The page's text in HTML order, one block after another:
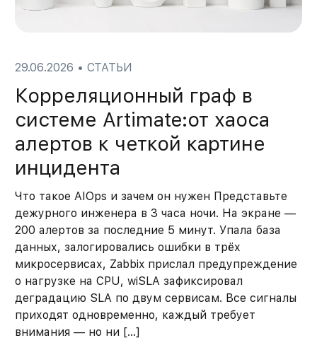
29.06.2026 • СТАТЬИ
Корреляционный граф в
системе Artimate:от хаоса
алертов к четкой картине
инцидента
Что такое AIOps и зачем он нужен Представьте
дежурного инженера в 3 часа ночи. На экране —
200 алертов за последние 5 минут. Упала база
данных, залогировались ошибки в трёх
микросервисах, Zabbix прислал предупреждение
о нагрузке на CPU, wiSLA зафиксировал
деградацию SLA по двум сервисам. Все сигналы
приходят одновременно, каждый требует
внимания — но ни […]